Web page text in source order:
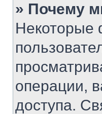
» Почему
Некоторые
операции,
доступа.